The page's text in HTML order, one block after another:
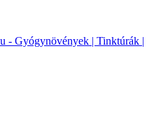
- Gyógynövények | Tinktúrák |